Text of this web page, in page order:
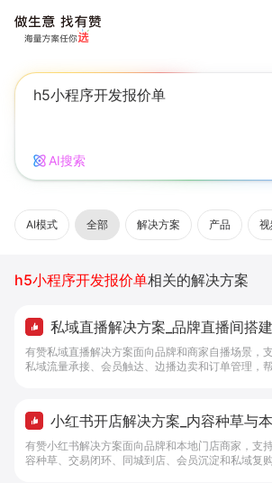
AI搜索
AI模式 全部 解决方案 产品
h5小程序开发报价单相关的解决方案
私域直播解决方案_品牌直播间搭
交工具 - 做生意, 找有赞
有赞私域直播解决方案面向品牌和商家自播场景，
私域流量承接、会员触达、边播边卖和订单管理，
小红书开店解决方案_内容种草与
化工具 - 做生意, 找有赞
有赞小红书解决方案面向品牌和本地门店商家，支
容种草、交易闭环、同城到店、会员沉淀和私域复